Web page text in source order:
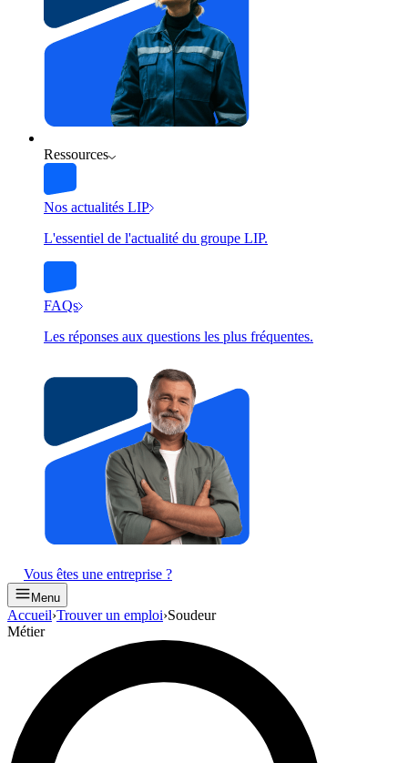
Ressources
Nos actualités LIP
L'essentiel de l'actualité du groupe LIP.
FAQs
Les réponses aux questions les plus fréquentes.
Vous êtes une entreprise ?
Menu
Accueil›Trouver un emploi›Soudeur
Métier